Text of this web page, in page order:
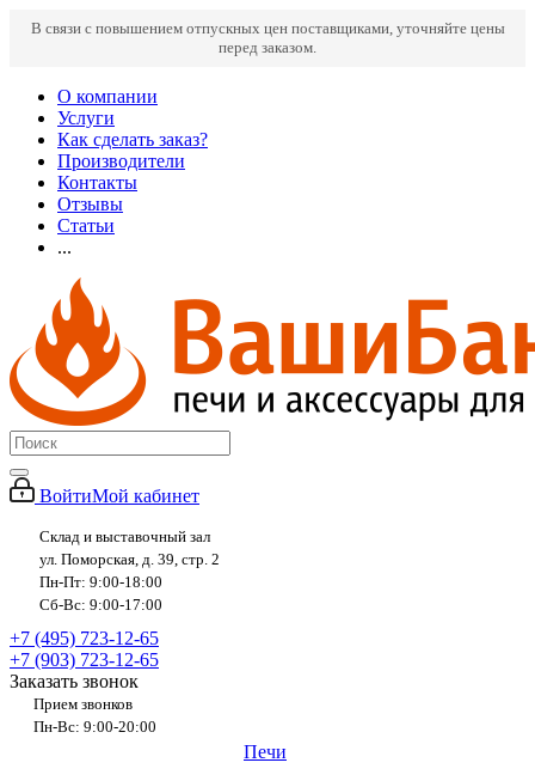
В связи с повышением отпускных цен поставщиками, уточняйте цены
перед заказом.
О компании
Услуги
Как сделать заказ?
Производители
Контакты
Отзывы
Статьи
...
ВойтиМой кабинет
Склад и выставочный зал
ул. Поморская, д. 39, стр. 2
Пн-Пт: 9:00-18:00
Сб-Вс: 9:00-17:00
+7 (495) 723-12-65
+7 (903) 723-12-65
Заказать звонок
Прием звонков
Пн-Вс: 9:00-20:00
Печи